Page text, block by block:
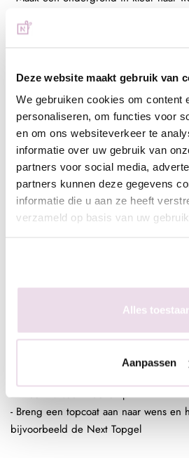
Deze website maakt gebruik van
We gebruiken cookies om content
personaliseren, om functies voor
en om ons websiteverkeer te
informatie over uw gebruik van
partners voor social media,
partners kunnen deze gegevens
informatie die u aan ze heeft
verzameld op basis van uw
Alles
Aanpassen
- Schraap met de schraper de
- Plaats de stempelaar op de nagel
- Hard de gel uit, 60 sec in de
- Breng een topcoat aan naar wens
bijvoorbeeld de Next Topgel
Ingepoetst met pigmenten
- Maak een ondergrond in kleur naar
- Breng de matte topgel aan en hard
- Breng de stempelgel aan op de
- Schraap met de schraper de
de plaat
- Duw de stempelaar op de
- Hard de gel uit, 60 sec in de
- Poets het gewenste pigment met de
- Fixeer 10 sec in de lamp
- Breng een topcoat aan naar wens en
bijvoorbeeld de Next Topgel